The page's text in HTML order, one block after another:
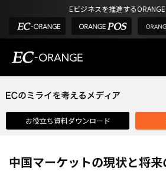
Eビジネスを推進する
選ばれる理由
課題解決例
お役立ち資料ダウンロード
中国マーケットの現状と将来